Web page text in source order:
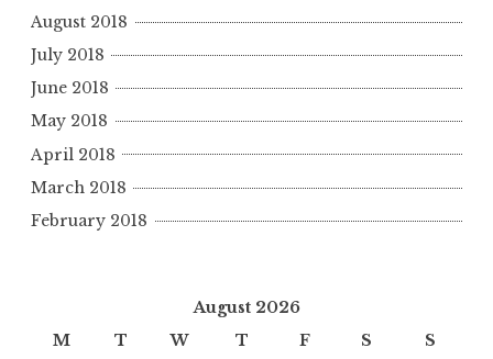
August 2018
July 2018
June 2018
May 2018
April 2018
March 2018
February 2018
August 2026
M
T W T F S
S